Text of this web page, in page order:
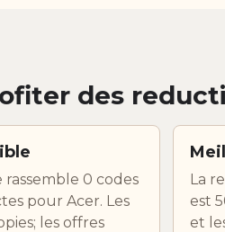
des
0 codes
pour Acer. Les
les offres
La
est
et